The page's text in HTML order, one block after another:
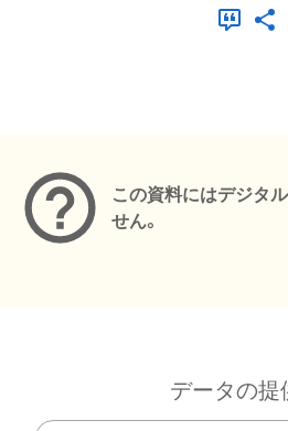
この資料にはデジタ
せん。
データの提